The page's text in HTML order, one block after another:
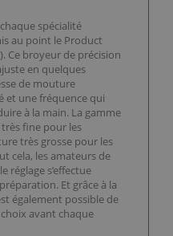
spécialité
au point le Product
Ce broyeur de précision
en quelques
de mouture
et une fréquence qui
à la main. La gamme
fine pour les
très grosse pour les
cela, les amateurs de
réglage s’effectue
Et grâce à la
également possible de
avant chaque